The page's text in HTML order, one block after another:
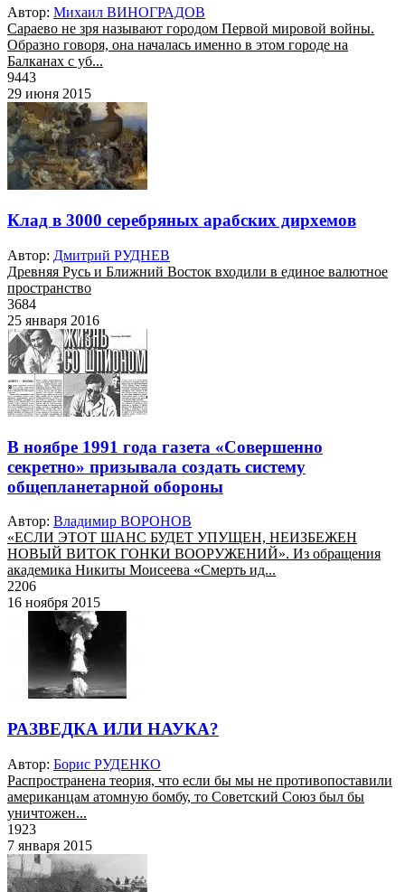
Автор: Михаил ВИНОГРАДОВ
Сараево не зря называют городом Первой мировой войны.
Образно говоря, она началась именно в этом городе на
Балканах с уб...
9443
29 июня 2015
Клад в 3000 серебряных арабских дирхемов
Автор: Дмитрий РУДНЕВ
Древняя Русь и Ближний Восток входили в единое валютное
пространство
3684
25 января 2016
В ноябре 1991 года газета «Совершенно
секретно» призывала создать систему
общепланетарной обороны
Автор: Владимир ВОРОНОВ
«ЕСЛИ ЭТОТ ШАНС БУДЕТ УПУЩЕН, НЕИЗБЕЖЕН
НОВЫЙ ВИТОК ГОНКИ ВООРУЖЕНИЙ». Из обращения
академика Никиты Моисеева «Смерть ид...
2206
16 ноября 2015
РАЗВЕДКА ИЛИ НАУКА?
Автор: Борис РУДЕНКО
Распространена теория, что если бы мы не противопоставили
американцам атомную бомбу, то Советский Союз был бы
уничтожен...
1923
7 января 2015